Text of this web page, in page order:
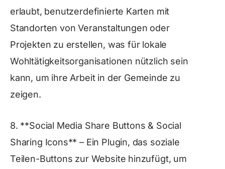
erlaubt, benutzerdefinierte Karten mit
Standorten von Veranstaltungen oder
Projekten zu erstellen, was für lokale
Wohltätigkeitsorganisationen nützlich sein
kann, um ihre Arbeit in der Gemeinde zu
zeigen.
8. **Social Media Share Buttons & Social
Sharing Icons** – Ein Plugin, das soziale
Teilen-Buttons zur Website hinzufügt, um